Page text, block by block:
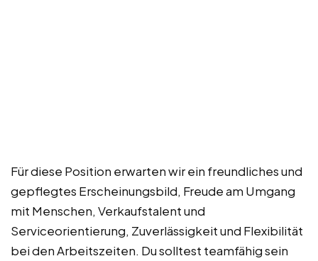
Für diese Position erwarten wir ein freundliches und
gepflegtes Erscheinungsbild, Freude am Umgang
mit Menschen, Verkaufstalent und
Serviceorientierung, Zuverlässigkeit und Flexibilität
bei den Arbeitszeiten. Du solltest teamfähig sein